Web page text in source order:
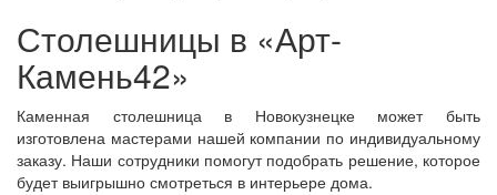
Столешницы в «Арт-
Камень42»
Каменная столешница в Новокузнецке может быть
изготовлена мастерами нашей компании по индивидуальному
заказу. Наши сотрудники помогут подобрать решение, которое
будет выигрышно смотреться в интерьере дома.